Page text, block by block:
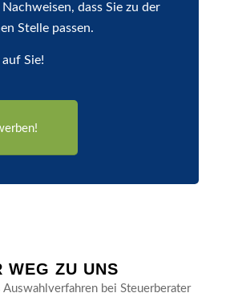
dass Sie zu der
Stelle passen.
Sie!
WEG ZU UNS
bei Steuerberater